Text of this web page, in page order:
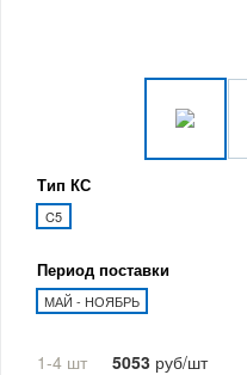
Тип КС
C5
Период поставки
МАЙ - НОЯБРЬ
1-4 шт 5053 руб/шт